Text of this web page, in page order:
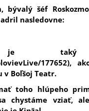
bývalý šéf
nasledovne:
je taký
177652),
v Boľšoj Teatr.
toho hlúpeho
chystáme vziať,